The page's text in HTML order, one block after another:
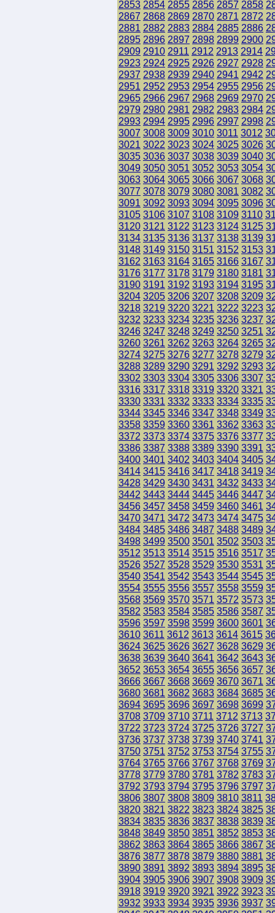
2853 2854 2855 2856 2857 2858
2867 2868 2869 2870 2871 2872
2881 2882 2883 2884 2885 2886
2895 2896 2897 2898 2899 2900
2909 2910 2911 2912 2913 2914
2923 2924 2925 2926 2927 2928
2937 2938 2939 2940 2941 2942
2951 2952 2953 2954 2955 2956
2965 2966 2967 2968 2969 2970
2979 2980 2981 2982 2983 2984
2993 2994 2995 2996 2997 2998
3007 3008 3009 3010 3011 3012
3021 3022 3023 3024 3025 3026
3035 3036 3037 3038 3039 3040
3049 3050 3051 3052 3053 3054
3063 3064 3065 3066 3067 3068
3077 3078 3079 3080 3081 3082
3091 3092 3093 3094 3095 3096
3105 3106 3107 3108 3109 3110
3120 3121 3122 3123 3124 3125
3134 3135 3136 3137 3138 3139
3148 3149 3150 3151 3152 3153
3162 3163 3164 3165 3166 3167
3176 3177 3178 3179 3180 3181
3190 3191 3192 3193 3194 3195
3204 3205 3206 3207 3208 3209
3218 3219 3220 3221 3222 3223
3232 3233 3234 3235 3236 3237
3246 3247 3248 3249 3250 3251
3260 3261 3262 3263 3264 3265
3274 3275 3276 3277 3278 3279
3288 3289 3290 3291 3292 3293
3302 3303 3304 3305 3306 3307
3316 3317 3318 3319 3320 3321
3330 3331 3332 3333 3334 3335
3344 3345 3346 3347 3348 3349
3358 3359 3360 3361 3362 3363
3372 3373 3374 3375 3376 3377
3386 3387 3388 3389 3390 3391
3400 3401 3402 3403 3404 3405
3414 3415 3416 3417 3418 3419
3428 3429 3430 3431 3432 3433
3442 3443 3444 3445 3446 3447
3456 3457 3458 3459 3460 3461
3470 3471 3472 3473 3474 3475
3484 3485 3486 3487 3488 3489
3498 3499 3500 3501 3502 3503
3512 3513 3514 3515 3516 3517
3526 3527 3528 3529 3530 3531
3540 3541 3542 3543 3544 3545
3554 3555 3556 3557 3558 3559
3568 3569 3570 3571 3572 3573
3582 3583 3584 3585 3586 3587
3596 3597 3598 3599 3600 3601
3610 3611 3612 3613 3614 3615
3624 3625 3626 3627 3628 3629
3638 3639 3640 3641 3642 3643
3652 3653 3654 3655 3656 3657
3666 3667 3668 3669 3670 3671
3680 3681 3682 3683 3684 3685
3694 3695 3696 3697 3698 3699
3708 3709 3710 3711 3712 3713
3722 3723 3724 3725 3726 3727
3736 3737 3738 3739 3740 3741
3750 3751 3752 3753 3754 3755
3764 3765 3766 3767 3768 3769
3778 3779 3780 3781 3782 3783
3792 3793 3794 3795 3796 3797
3806 3807 3808 3809 3810 3811
3820 3821 3822 3823 3824 3825
3834 3835 3836 3837 3838 3839
3848 3849 3850 3851 3852 3853
3862 3863 3864 3865 3866 3867
3876 3877 3878 3879 3880 3881
3890 3891 3892 3893 3894 3895
3904 3905 3906 3907 3908 3909
3918 3919 3920 3921 3922 3923
3932 3933 3934 3935 3936 3937